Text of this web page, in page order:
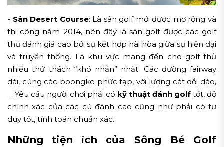
- Sân Desert Course: Là sân golf mới được mở rộng và
thi công năm 2014, nên đây là sân golf được các golf
thủ đánh giá cao bởi sự kết hợp hài hòa giữa sự hiện đại
và truyền thống. Là khu vực mang đến cho golf thủ
nhiều thử thách “khó nhằn” nhất: Các đường fairway
dài, cùng các boongke phức tạp, với lượng cát dồi dào,
… Yêu cầu người chơi phải có kỹ thuật đánh golf tốt, độ
chính xác của các cú đánh cao cũng như phải có tư
duy tốt, tính toán chuẩn xác.
Những tiện ích của Sông Bé Golf